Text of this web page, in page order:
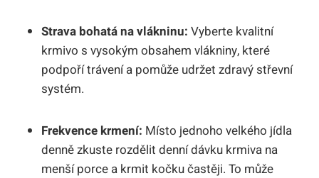
Strava ⁤bohatá na vlákninu: Vyberte kvalitní
krmivo s vysokým obsahem vlákniny, které
podpoří trávení a pomůže udržet⁣ zdravý střevní
⁤systém.
Frekvence krmení: Místo jednoho velkého‌ jídla
denně zkuste rozdělit denní dávku​ krmiva na
menší⁢ porce a krmit kočku častěji. To⁤ může